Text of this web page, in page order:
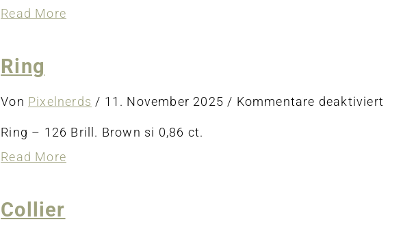
Read Moreabout
Ring
Von Pixelnerds / 11. November 2025 / Kommentare deaktiviert
Ring – 126 Brill. Brown si 0,86 ct.
Read Moreabout
Collier